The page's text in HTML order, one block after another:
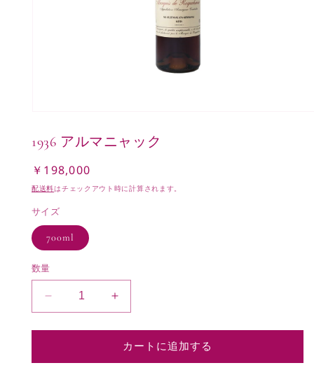
ダ
で
デ
ア
(1)
を
開
く
1936 アルマニャック
通
常
格
￥198,000
配送料はチェックアウト時に計算されます。
サイズ
700ml
数量
1936
マカートに追加する